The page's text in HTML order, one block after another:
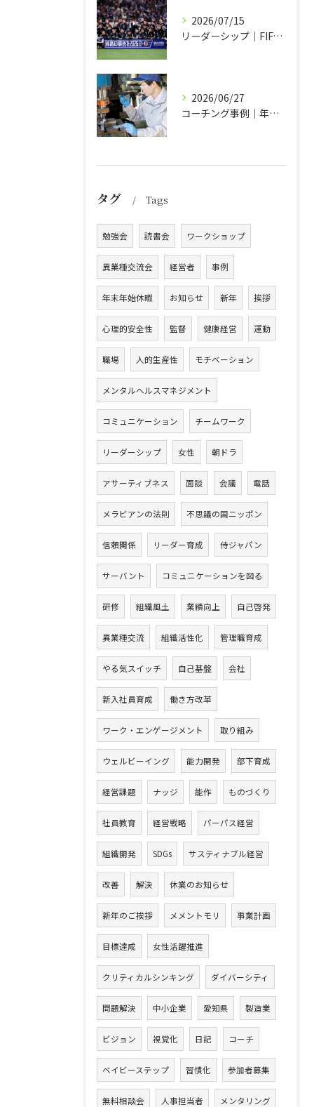
2026/07/15
リーダーシップ｜FIFAワールドカップ2026日本代表チームの場合
2026/06/27
コーチング事例｜年度方針づくりも経営方針発表会も冗談が言い合える会社
タグ Tags
勉強会 読書会 ワークショップ
異業種交流会 経営者 事例
年末年始休暇 お知らせ 新年 挨拶
心理的安全性 監督 健康経営 運動
職場 人的生産性 モチベーション
メンタルヘルスマネジメント
コミュニケーション チームワーク
リーダーシップ 女性 朝ドラ
アサーティブネス 面談 会議 電話
メラビアンの法則 不思議の国ニッポン
信頼関係 リーダー育成 侍ジャパン
サーバント コミュニケーションを図る
研修 組織風土 業績向上 自己啓発
異業種交流 組織活性化 管理職育成
やる気スイッチ 自己基盤 会社
新入社員育成 働き方改革
ワーク・エンゲージメント 取り組み
ウェルビーイング 能力開発 部下育成
経営課題 ナッジ 能作 ものづくり
社員教育 経営戦略 パーパス経営
組織開発 SDGs サスティナブル経営
改善 解決 休業のお知らせ
新年のご挨拶 メメントモリ 事業計画
目標達成 女性活躍推進
クリティカルシンキング ダイバーシティ
問題解決 中小企業 愛知県 製造業
ビジョン 視覚化 日記 コーチ
ベイビーステップ 習慣化 参加者募集
無料相談会 人事担当者 メンタリング